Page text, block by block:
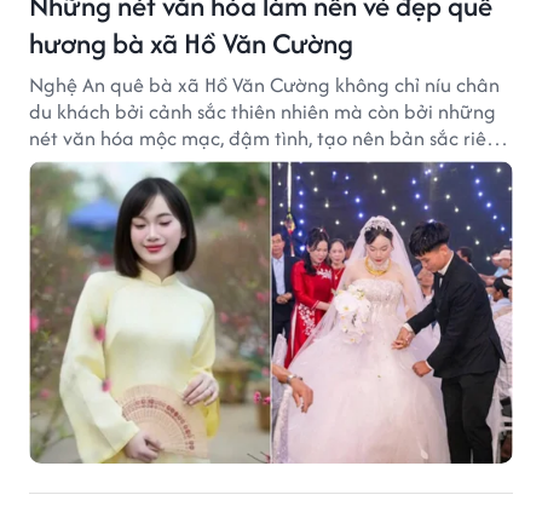
hương bà xã Hồ Văn Cường
Nghệ An quê bà xã Hồ Văn Cường không chỉ níu chân
du khách bởi cảnh sắc thiên nhiên mà còn bởi những
nét văn hóa mộc mạc, đậm tình, tạo nên bản sắc riêng
của vùng đất xứ Nghệ.